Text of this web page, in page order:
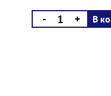
- + В